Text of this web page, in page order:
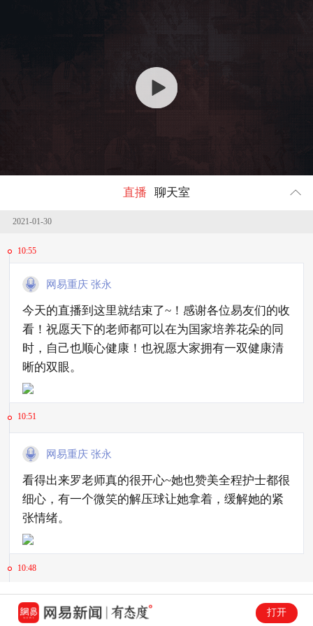
直播 聊天室
2021-01-30
10:55
网易重庆 张永
今天的直播到这里就结束了~！感谢各位易友们的收
看！祝愿天下的老师都可以在为国家培养花朵的同
时，自己也顺心健康！也祝愿大家拥有一双健康清
晰的双眼。
10:51
网易重庆 张永
看得出来罗老师真的很开心~她也赞美全程护士都很
细心，有一个微笑的解压球让她拿着，缓解她的紧
张情绪。
10:48
网易重庆 张永
打开